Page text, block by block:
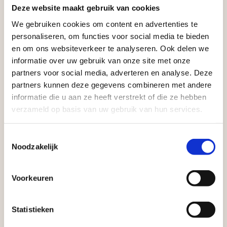
Deze website maakt gebruik van cookies
We gebruiken cookies om content en advertenties te
personaliseren, om functies voor social media te bieden
en om ons websiteverkeer te analyseren. Ook delen we
informatie over uw gebruik van onze site met onze
partners voor social media, adverteren en analyse. Deze
partners kunnen deze gegevens combineren met andere
informatie die u aan ze heeft verstrekt of die ze hebben
verzameld op basis van uw gebruik van hun services.
Noodzakelijk
Voorkeuren
Statistieken
voor zakelijke klanten op zoek naar tuin- en
infraproducten. Als professionele leverancier van
tuinmaterialen bieden wij een breed assortiment
aan producten van topkwaliteit. Lees meer over de
zakelijke mogelijkheden.
Aangepaste openingstijden tijdens de
vakantieperiode
Waardenburg en Vego Dordrecht hanteren tijdens
de vakantieperiode aangepaste openingstijden op
zaterdag. Bekijk de vestigingspagina voor de
actuele openingstijden.
maanden dicht is voor al het wegverkeer, is het fijn
Met vier vestigingen en inspirerende showtuinen